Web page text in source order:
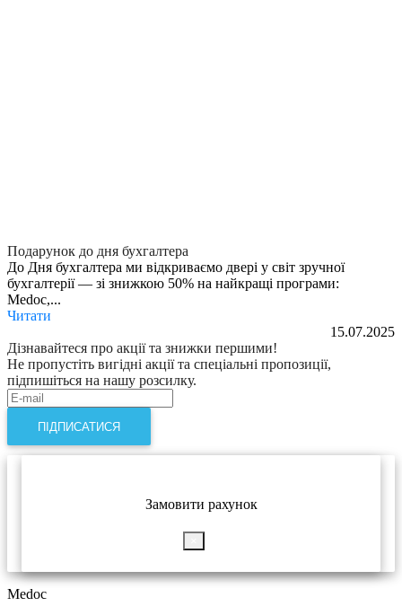
Подарунок до дня бухгалтера
До Дня бухгалтера ми відкриваємо двері у світ зручної
бухгалтерії — зі знижкою 50% на найкращі програми:
Medoc,...
Читати
15.07.2025
Дізнавайтеся про акції та знижки першими!
Не пропустіть вигідні акції та спеціальні пропозиції,
підпишіться на нашу розсилку.
ПІДПИСАТИСЯ
Замовити рахунок
Medoc